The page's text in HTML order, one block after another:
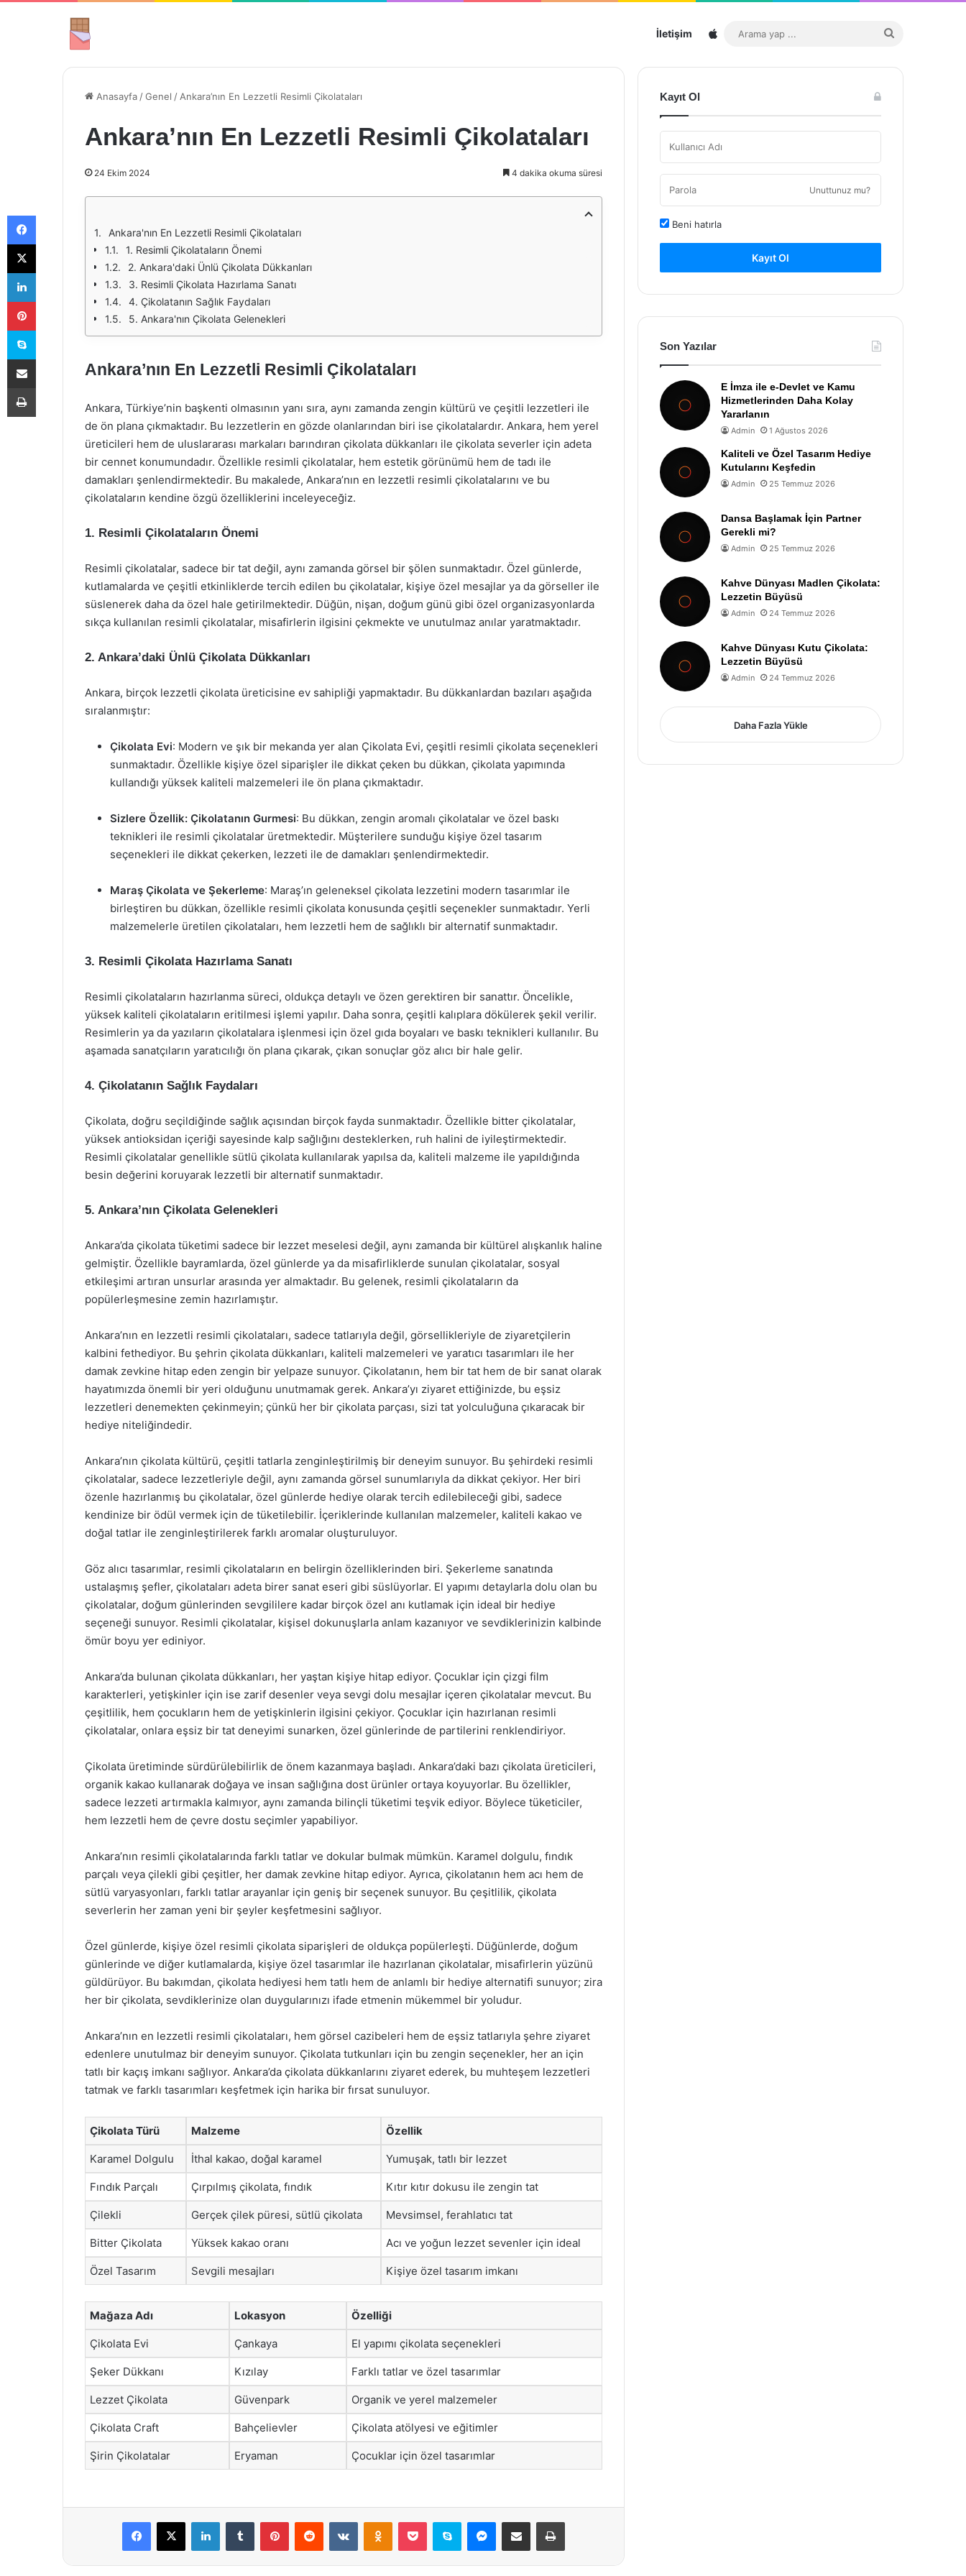
İletişim Sitemap
Anasayfa /Genel / Ankara’nın En Lezzetli Resimli Çikolataları
Ankara’nın En Lezzetli Resimli Çikolataları
24 Ekim 2024 4 dakika okuma süresi
Ankara'nın En Lezzetli Resimli Çikolataları
1. Resimli Çikolataların Önemi
2. Ankara'daki Ünlü Çikolata Dükkanları
3. Resimli Çikolata Hazırlama Sanatı
4. Çikolatanın Sağlık Faydaları
5. Ankara'nın Çikolata Gelenekleri
Ankara’nın En Lezzetli Resimli Çikolataları
Ankara, Türkiye’nin başkenti olmasının yanı sıra, aynı zamanda zengin kültürü ve çeşitli lezzetleri ile
de ön plana çıkmaktadır. Bu lezzetlerin en gözde olanlarından biri ise çikolatalardır. Ankara, hem yerel
üreticileri hem de uluslararası markaları barındıran çikolata dükkanları ile çikolata severler için adeta
bir cennet konumundadır. Özellikle resimli çikolatalar, hem estetik görünümü hem de tadı ile
damakları şenlendirmektedir. Bu makalede, Ankara’nın en lezzetli resimli çikolatalarını ve bu
çikolataların kendine özgü özelliklerini inceleyeceğiz.
1. Resimli Çikolataların Önemi
Resimli çikolatalar, sadece bir tat değil, aynı zamanda görsel bir şölen sunmaktadır. Özel günlerde,
kutlamalarda ve çeşitli etkinliklerde tercih edilen bu çikolatalar, kişiye özel mesajlar ya da görseller ile
süslenerek daha da özel hale getirilmektedir. Düğün, nişan, doğum günü gibi özel organizasyonlarda
sıkça kullanılan resimli çikolatalar, misafirlerin ilgisini çekmekte ve unutulmaz anılar yaratmaktadır.
2. Ankara’daki Ünlü Çikolata Dükkanları
Ankara, birçok lezzetli çikolata üreticisine ev sahipliği yapmaktadır. Bu dükkanlardan bazıları aşağıda
sıralanmıştır:
Çikolata Evi: Modern ve şık bir mekanda yer alan Çikolata Evi, çeşitli resimli çikolata seçenekleri
sunmaktadır. Özellikle kişiye özel siparişler ile dikkat çeken bu dükkan, çikolata yapımında
kullandığı yüksek kaliteli malzemeleri ile ön plana çıkmaktadır.
Sizlere Özellik: Çikolatanın Gurmesi: Bu dükkan, zengin aromalı çikolatalar ve özel baskı
teknikleri ile resimli çikolatalar üretmektedir. Müşterilere sunduğu kişiye özel tasarım
seçenekleri ile dikkat çekerken, lezzeti ile de damakları şenlendirmektedir.
Maraş Çikolata ve Şekerleme: Maraş’ın geleneksel çikolata lezzetini modern tasarımlar ile
birleştiren bu dükkan, özellikle resimli çikolata konusunda çeşitli seçenekler sunmaktadır. Yerli
malzemelerle üretilen çikolataları, hem lezzetli hem de sağlıklı bir alternatif sunmaktadır.
3. Resimli Çikolata Hazırlama Sanatı
Resimli çikolataların hazırlanma süreci, oldukça detaylı ve özen gerektiren bir sanattır. Öncelikle,
yüksek kaliteli çikolataların eritilmesi işlemi yapılır. Daha sonra, çeşitli kalıplara dökülerek şekil verilir.
Resimlerin ya da yazıların çikolatalara işlenmesi için özel gıda boyaları ve baskı teknikleri kullanılır. Bu
aşamada sanatçıların yaratıcılığı ön plana çıkarak, çıkan sonuçlar göz alıcı bir hale gelir.
4. Çikolatanın Sağlık Faydaları
Çikolata, doğru seçildiğinde sağlık açısından birçok fayda sunmaktadır. Özellikle bitter çikolatalar,
yüksek antioksidan içeriği sayesinde kalp sağlığını desteklerken, ruh halini de iyileştirmektedir.
Resimli çikolatalar genellikle sütlü çikolata kullanılarak yapılsa da, kaliteli malzeme ile yapıldığında
besin değerini koruyarak lezzetli bir alternatif sunmaktadır.
5. Ankara’nın Çikolata Gelenekleri
Ankara’da çikolata tüketimi sadece bir lezzet meselesi değil, aynı zamanda bir kültürel alışkanlık haline
gelmiştir. Özellikle bayramlarda, özel günlerde ya da misafirliklerde sunulan çikolatalar, sosyal
etkileşimi artıran unsurlar arasında yer almaktadır. Bu gelenek, resimli çikolataların da
popülerleşmesine zemin hazırlamıştır.
Ankara’nın en lezzetli resimli çikolataları, sadece tatlarıyla değil, görsellikleriyle de ziyaretçilerin
kalbini fethediyor. Bu şehrin çikolata dükkanları, kaliteli malzemeleri ve yaratıcı tasarımları ile her
damak zevkine hitap eden zengin bir yelpaze sunuyor. Çikolatanın, hem bir tat hem de bir sanat olarak
hayatımızda önemli bir yeri olduğunu unutmamak gerek. Ankara’yı ziyaret ettiğinizde, bu eşsiz
lezzetleri denemekten çekinmeyin; çünkü her bir çikolata parçası, sizi tat yolculuğuna çıkaracak bir
hediye niteliğindedir.
Ankara’nın çikolata kültürü, çeşitli tatlarla zenginleştirilmiş bir deneyim sunuyor. Bu şehirdeki resimli
çikolatalar, sadece lezzetleriyle değil, aynı zamanda görsel sunumlarıyla da dikkat çekiyor. Her biri
özenle hazırlanmış bu çikolatalar, özel günlerde hediye olarak tercih edilebileceği gibi, sadece
kendinize bir ödül vermek için de tüketilebilir. İçeriklerinde kullanılan malzemeler, kaliteli kakao ve
doğal tatlar ile zenginleştirilerek farklı aromalar oluşturuluyor.
Göz alıcı tasarımlar, resimli çikolataların en belirgin özelliklerinden biri. Şekerleme sanatında
ustalaşmış şefler, çikolataları adeta birer sanat eseri gibi süslüyorlar. El yapımı detaylarla dolu olan bu
çikolatalar, doğum günlerinden sevgililere kadar birçok özel anı kutlamak için ideal bir hediye
seçeneği sunuyor. Resimli çikolatalar, kişisel dokunuşlarla anlam kazanıyor ve sevdiklerinizin kalbinde
ömür boyu yer ediniyor.
Ankara’da bulunan çikolata dükkanları, her yaştan kişiye hitap ediyor. Çocuklar için çizgi film
karakterleri, yetişkinler için ise zarif desenler veya sevgi dolu mesajlar içeren çikolatalar mevcut. Bu
çeşitlilik, hem çocukların hem de yetişkinlerin ilgisini çekiyor. Çocuklar için hazırlanan resimli
çikolatalar, onlara eşsiz bir tat deneyimi sunarken, özel günlerinde de partilerini renklendiriyor.
Çikolata üretiminde sürdürülebilirlik de önem kazanmaya başladı. Ankara’daki bazı çikolata üreticileri,
organik kakao kullanarak doğaya ve insan sağlığına dost ürünler ortaya koyuyorlar. Bu özellikler,
sadece lezzeti artırmakla kalmıyor, aynı zamanda bilinçli tüketimi teşvik ediyor. Böylece tüketiciler,
hem lezzetli hem de çevre dostu seçimler yapabiliyor.
Ankara’nın resimli çikolatalarında farklı tatlar ve dokular bulmak mümkün. Karamel dolgulu, fındık
parçalı veya çilekli gibi çeşitler, her damak zevkine hitap ediyor. Ayrıca, çikolatanın hem acı hem de
sütlü varyasyonları, farklı tatlar arayanlar için geniş bir seçenek sunuyor. Bu çeşitlilik, çikolata
severlerin her zaman yeni bir şeyler keşfetmesini sağlıyor.
Özel günlerde, kişiye özel resimli çikolata siparişleri de oldukça popülerleşti. Düğünlerde, doğum
günlerinde ve diğer kutlamalarda, kişiye özel tasarımlar ile hazırlanan çikolatalar, misafirlerin yüzünü
güldürüyor. Bu bakımdan, çikolata hediyesi hem tatlı hem de anlamlı bir hediye alternatifi sunuyor; zira
her bir çikolata, sevdiklerinize olan duygularınızı ifade etmenin mükemmel bir yoludur.
Ankara’nın en lezzetli resimli çikolataları, hem görsel cazibeleri hem de eşsiz tatlarıyla şehre ziyaret
edenlere unutulmaz bir deneyim sunuyor. Çikolata tutkunları için bu zengin seçenekler, her an için
tatlı bir kaçış imkanı sağlıyor. Ankara’da çikolata dükkanlarını ziyaret ederek, bu muhteşem lezzetleri
tatmak ve farklı tasarımları keşfetmek için harika bir fırsat sunuluyor.
Çikolata Türü Malzeme Özellik
Karamel Dolgulu İthal kakao, doğal karamel Yumuşak, tatlı bir lezzet
Fındık Parçalı Çırpılmış çikolata, fındık Kıtır kıtır dokusu ile zengin tat
Çilekli Gerçek çilek püresi, sütlü çikolata Mevsimsel, ferahlatıcı tat
Bitter Çikolata Yüksek kakao oranı Acı ve yoğun lezzet sevenler için ideal
Özel Tasarım Sevgili mesajları Kişiye özel tasarım imkanı
Mağaza Adı Lokasyon Özelliği
Çikolata Evi Çankaya El yapımı çikolata seçenekleri
Şeker Dükkanı Kızılay Farklı tatlar ve özel tasarımlar
Lezzet Çikolata Güvenpark Organik ve yerel malzemeler
Çikolata Craft Bahçelievler Çikolata atölyesi ve eğitimler
Şirin Çikolatalar Eryaman Çocuklar için özel tasarımlar
Facebook
X LinkedInTumblr PinterestReddit VKontakteOdnoklassniki
Pocket Skype Messenger
E-Posta ile paylaş Yazdır
Kayıt Ol
Unuttunuz mu?
Beni hatırla
Kayıt Ol
Son Yazılar
E İmza ile e-Devlet ve Kamu
Hizmetlerinden Daha Kolay
Yararlanın
Admin 1 Ağustos 2026
Kaliteli ve Özel Tasarım Hediye
Kutularını Keşfedin
Admin 25 Temmuz 2026
Dansa Başlamak İçin Partner
Gerekli mi?
Admin 25 Temmuz 2026
Kahve Dünyası Madlen Çikolata:
Lezzetin Büyüsü
Admin 24 Temmuz 2026
Kahve Dünyası Kutu Çikolata:
Lezzetin Büyüsü
Admin 24 Temmuz 2026
Daha Fazla Yükle
Facebook
X
LinkedIn
Pinterest
Skype
E-Posta ile paylaş